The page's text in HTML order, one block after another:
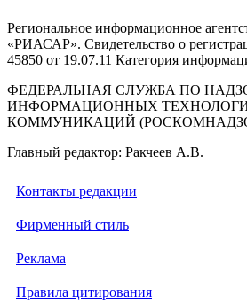
Региональное информационное
«РИАСАР». Свидетельство о
45850 от 19.07.11 Категория
ФЕДЕРАЛЬНАЯ СЛУЖБА ПО
ИНФОРМАЦИОННЫХ
КОММУНИКАЦИЙ
Главный редактор: Ракчеев А.В.
Контакты редакции
Фирменный стиль
Реклама
Правила цитирования